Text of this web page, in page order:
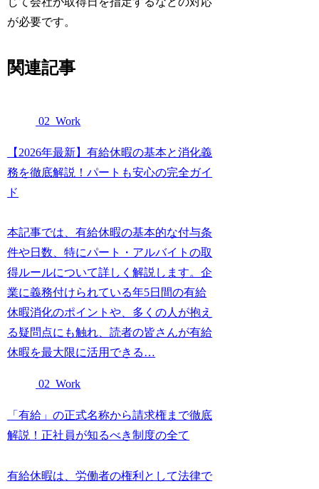
が必要です。
関連記事
02_Work
【2026年最新】有給休暇の基本と消化義
務を徹底解説！パートも安心の完全ガイ
ド
本記事では、有給休暇の基本的な付与条
件や日数、特にパート・アルバイトの取
得ルールについて詳しく解説します。企
業に義務付けられている年5日間の有給
休暇消化のポイントや、多くの人が抱え
る疑問点にも触れ、読者の皆さんが有給
休暇を最大限に活用できる…
02_Work
「有給」の正式名称から請求権まで徹底
解説！正社員が知るべき制度の全て
有給休暇は、労働者の権利として法律で